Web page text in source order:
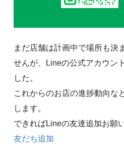
まだ店舗は計画中で場所も決
せんが、Lineの公式アカウン
した。
これからのお店の進捗動向な
します。
できればLineの友達追加お願
友だち追加